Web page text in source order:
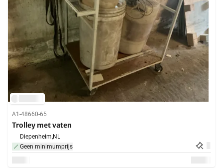
A1-48660-65
Trolley met vaten
Diepenheim,NL
Geen minimumprijs